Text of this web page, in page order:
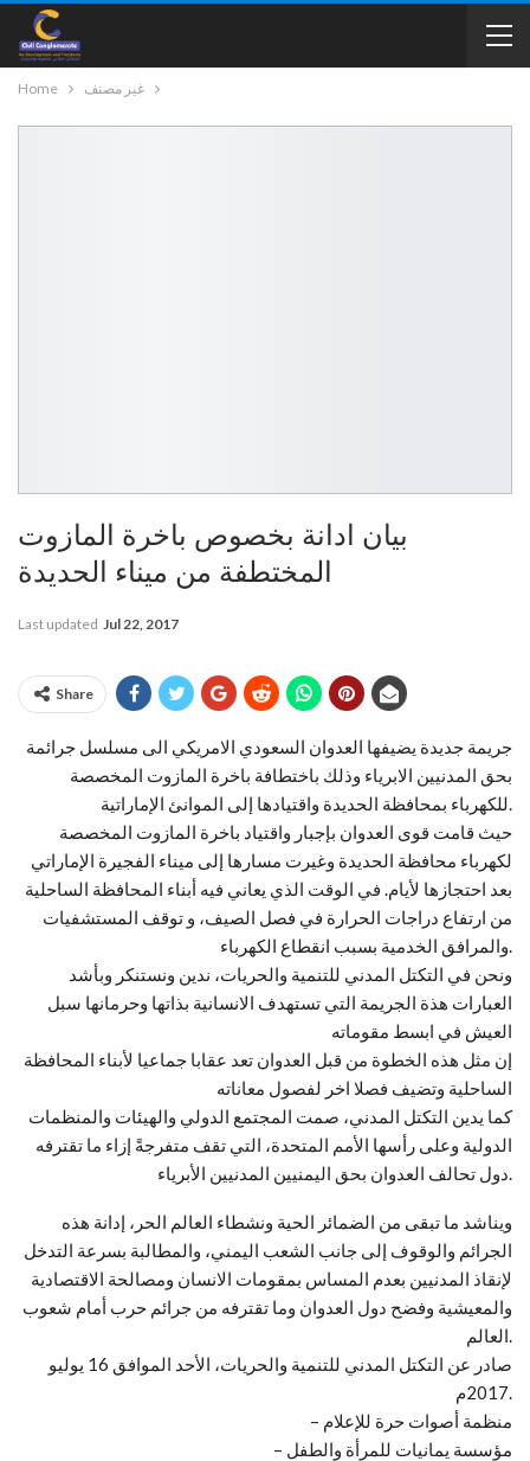
Home غير مصنف
بيان ادانة بخصوص باخرة المازوت
المختطفة من ميناء الحديدة
Last updated Jul 22, 2017
Share
جريمة جديدة يضيفها العدوان السعودي الامريكي الى مسلسل جرائمة
بحق المدنيين الابرياء وذلك باختطافة باخرة المازوت المخصصة
حيث قامت قوى العدوان بإجبار واقتياد باخرة المازوت المخصصة
لكهرباء محافظة الحديدة وغيرت مسارها إلى ميناء الفجيرة الإماراتي
بعد احتجازها لأيام. في الوقت الذي يعاني فيه أبناء المحافظة الساحلية
من ارتفاع دراجات الحرارة في فصل الصيف، و توقف المستشفيات
ونحن في التكتل المدني للتنمية والحريات، ندين ونستنكر وبأشد
العبارات هذة الجريمة التي تستهدف الانسانية بذاتها وحرمانها سبل
العيش في ابسط مقوماته
إن مثل هذه الخطوة من قبل العدوان تعد عقابا جماعيا لأبناء المحافظة
الساحلية وتضيف فصلا اخر لفصول معاناته
كما يدين التكتل المدني، صمت المجتمع الدولي والهيئات والمنظمات
الدولية وعلى رأسها الأمم المتحدة، التي تقف متفرجةً إزاء ما تقترفه
ويناشد ما تبقى من الضمائر الحية ونشطاء العالم الحر، إدانة هذه
الجرائم والوقوف إلى جانب الشعب اليمني، والمطالبة بسرعة التدخل
لإنقاذ المدنيين بعدم المساس بمقومات الانسان ومصالحة الاقتصادية
والمعيشية وفضح دول العدوان وما تقترفه من جرائم حرب أمام شعوب
صادر عن التكتل المدني للتنمية والحريات، الأحد الموافق 16 يوليو
– منظمة أصوات حرة للإعلام
– مؤسسة يمانيات للمرأة والطفل